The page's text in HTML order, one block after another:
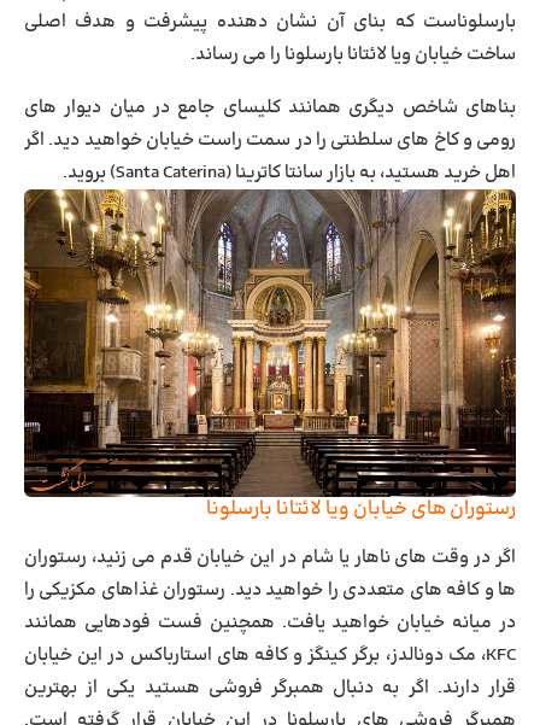
بارسلوناست که بنای آن نشان دهنده پیشرفت و هدف اصلی
ساخت خیابان ویا لائتانا بارسلونا را می رساند.
بناهای شاخص دیگری همانند کلیسای جامع در میان دیوار های
رومی و کاخ های سلطنتی را در سمت راست خیابان خواهید دید. اگر
اهل خرید هستید، به بازار سانتا کاترینا (Santa Caterina) بروید.
رستوران های خیابان ویا لائتانا بارسلونا
اگر در وقت های ناهار یا شام در این خیابان قدم می زنید، رستوران
ها و کافه های متعددی را خواهید دید. رستوران غذاهای مکزیکی را
در میانه خیابان خواهید یافت. همچنین فست فودهایی همانند
KFC، مک دونالدز، برگر کینگز و کافه های استارباکس در این خیابان
قرار دارند. اگر به دنبال همبرگر فروشی هستید یکی از بهترین